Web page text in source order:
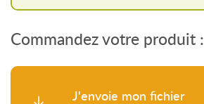
Commandez votre produit :
J'envoie mon fichier